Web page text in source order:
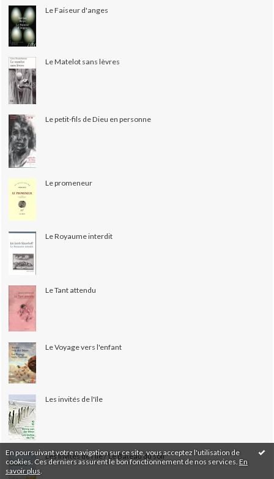
En poursuivant votre navigation sur ce site, vous acceptez l'utilisation de
cookies. Ces derniers assurent le bon fonctionnement de nos services. En
savoir plus
Le Faiseur d'anges
Le Matelot sans lèvres
Le petit-fils de Dieu en personne
Le promeneur
Le Royaume interdit
Le Tant attendu
Le Voyage vers l'enfant
Les invités de l'île
Les Invités de l'île / Le Bateau du soir